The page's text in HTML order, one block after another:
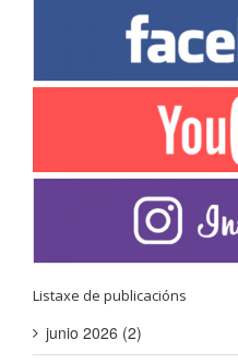
Listaxe de publicacións
junio 2026 (2)